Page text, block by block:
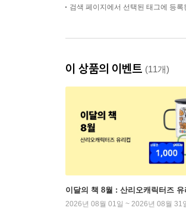
검색 페이지에서 선택된 태그에 등
이 상품의 이벤트 (11개)
이달의 책 8월 : 산리오캐릭터즈 유
2026년 08월 01일 ~ 2026년 08월 31